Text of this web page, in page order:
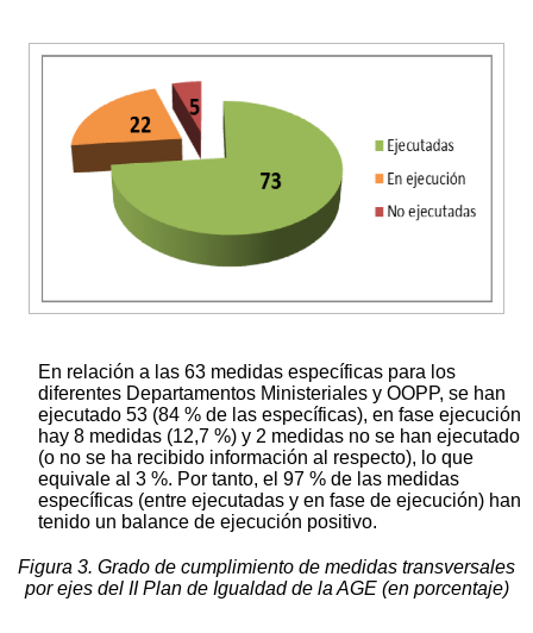
En relación a las 63 medidas específicas para los
diferentes Departamentos Ministeriales y OOPP, se han
ejecutado 53 (84 % de las específicas), en fase ejecución
hay 8 medidas (12,7 %) y 2 medidas no se han ejecutado
(o no se ha recibido información al respecto), lo que
equivale al 3 %. Por tanto, el 97 % de las medidas
específicas (entre ejecutadas y en fase de ejecución) han
tenido un balance de ejecución positivo.
Figura 3. Grado de cumplimiento de medidas transversales
por ejes del II Plan de Igualdad de la AGE (en porcentaje)